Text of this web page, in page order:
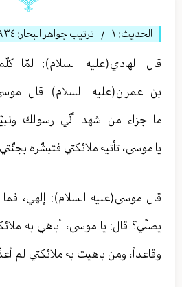
الحديث: ١ / ترتيب جواهر البحار:
قال الهادي(عليه السلام): لمّا
بن عمران(عليه السلام) قال
ما جزاء من شهد أنّي رسولك
يا موسى، تأتيه ملائكتي فتبشّره
قال موسى(عليه السلام): إلهي،
يصلّي؟ قال: يا موسى، أباهي به
وقاعداً، ومن باهيت به ملائكتي لم